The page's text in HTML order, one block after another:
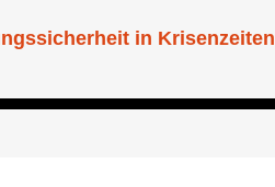
in Krisenzeiten